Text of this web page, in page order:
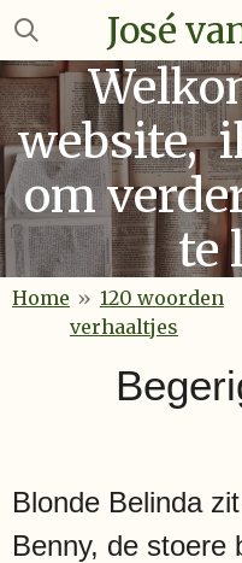
Ga
naar
de
hoofdinhoud
José
website,
om
te
Home » 120 woorden
verhaaltjes
Blonde Belinda
Benny, de stoere